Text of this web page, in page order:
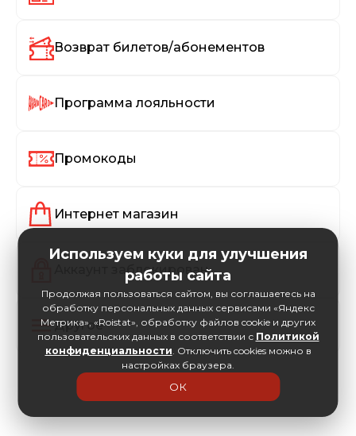
Возврат билетов/абонементов
Программа лояльности
Промокоды
Интернет магазин
Аккаунт заблокирован
Другое
Используем куки для улучшения
работы сайта
Продолжая пользоваться сайтом, вы соглашаетесь на
обработку персональных данных сервисами «Яндекс
Метрика», «Roistat», обработку файлов cookie и других
пользовательских данных в соответствии с Политикой
конфиденциальности. Отключить cookies можно в
настройках браузера.
ОК